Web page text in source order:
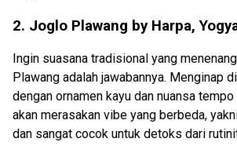
2. Joglo Plawang by Harpa,
Ingin suasana tradisional yang
Plawang adalah jawabannya. Menginap
dengan ornamen kayu dan nuansa
akan merasakan vibe yang berbeda,
dan sangat cocok untuk detoks dari